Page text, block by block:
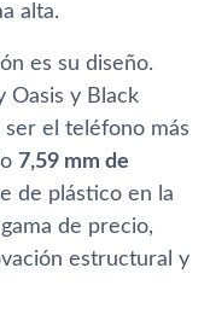
alta.
es su diseño.
Oasis y Black
ser el teléfono más
7,59 mm de
de plástico en la
de precio,
estructural y